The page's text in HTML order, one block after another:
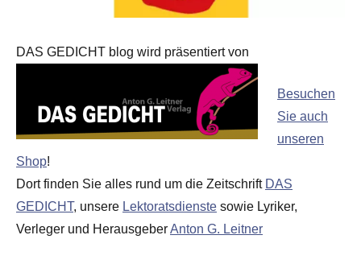
DAS GEDICHT blog wird präsentiert von
Besuchen
Sie auch
unseren
Shop!
Dort finden Sie alles rund um die Zeitschrift DAS
GEDICHT, unsere Lektoratsdienste sowie Lyriker,
Verleger und HerausgeberAnton G. Leitner